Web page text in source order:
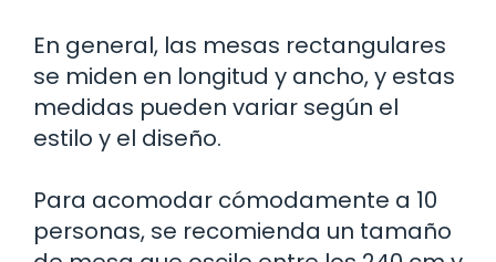
En general, las mesas rectangulares
se miden en longitud y ancho, y estas
medidas pueden variar según el
estilo y el diseño.
Para acomodar cómodamente a 10
personas, se recomienda un tamaño